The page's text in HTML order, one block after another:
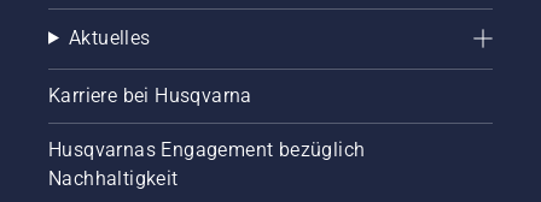
Aktuelles
Karriere bei Husqvarna
Husqvarnas Engagement bezüglich
Nachhaltigkeit